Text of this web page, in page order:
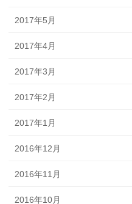
2017年5月
2017年4月
2017年3月
2017年2月
2017年1月
2016年12月
2016年11月
2016年10月